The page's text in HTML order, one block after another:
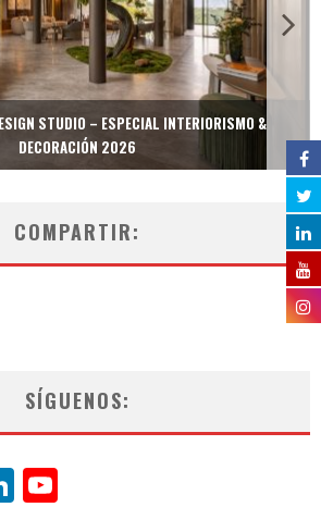
STUDIO – ESPECIAL INTERIORISMO &
DECORACIÓN 2026
COMPARTIR:
SÍGUENOS:
LinkedIn